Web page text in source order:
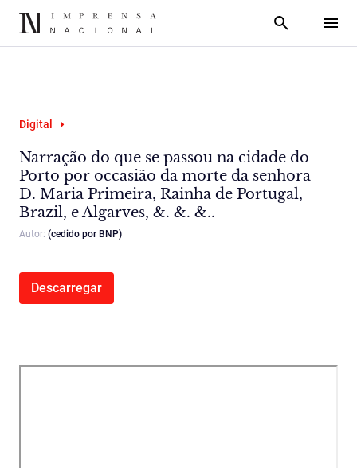
Digital
Narração do que se passou na cidade do
Porto por occasião da morte da senhora
D. Maria Primeira, Rainha de Portugal,
Brazil, e Algarves, &. &. &..
Autor: (cedido por BNP)
Descarregar